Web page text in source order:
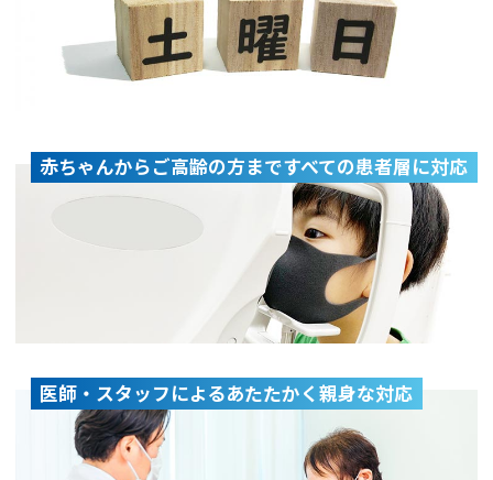
赤ちゃんからご高齢の方まですべての患者層に対応
医師・スタッフによるあたたかく親身な対応